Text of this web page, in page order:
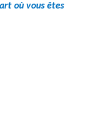
où vous êtes